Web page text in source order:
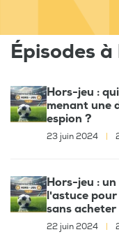
Épisodes
Hors-jeu :
menant une
espion ?
23 juin 2024
Hors-jeu :
l'astuce
sans
22 juin 2024